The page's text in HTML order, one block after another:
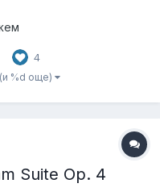
4
(и %d още)
Suite Op. 4